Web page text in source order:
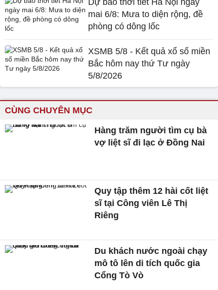
Dự báo thời tiết Hà Nội ngày
mai 6/8: Mưa to diện rộng, đề
phòng có dông lốc
XSMB 5/8 - Kết quả xổ số miền
Bắc hôm nay thứ Tư ngày
5/8/2026
CÙNG CHUYÊN MỤC
Hàng trăm người tìm cụ bà
vợ liệt sĩ đi lạc ở Đồng Nai
Quy tập thêm 12 hài cốt liệt
sĩ tại Công viên Lê Thị
Riêng
Du khách nước ngoài chạy
mô tô lên di tích quốc gia
Cổng Tò Vò